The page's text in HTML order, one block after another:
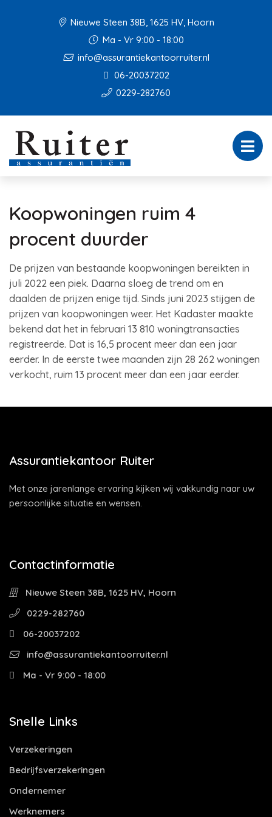
Nieuwe Steen 38B, 1625 HV, Hoorn
Ma - Vr 9:00 - 18:00
info@assurantiekantoorruiter.nl
06-20037202
0229-282760
Koopwoningen ruim 4
procent duurder
De prijzen van bestaande koopwoningen bereikten in
juli 2022 een piek. Daarna sloeg de trend om en
daalden de prijzen enige tijd. Sinds juni 2023 stijgen de
prijzen van koopwoningen weer. Het Kadaster maakte
bekend dat het in februari 13 810 woningtransacties
registreerde. Dat is 16,5 procent meer dan een jaar
eerder. In de eerste twee maanden zijn 28 262 woningen
verkocht, ruim 13 procent meer dan een jaar eerder.
Assurantiekantoor Ruiter
Met onze jarenlange ervaring kijken wij vakkundig naar uw
persoonlijke situatie en wensen.
Contactinformatie
Nieuwe Steen 38B, 1625 HV, Hoorn
0229-282760
06-20037202
info@assurantiekantoorruiter.nl
Ma - Vr 9:00 - 18:00
Snelle Links
Verzekeringen
Bedrijfsverzekeringen
Ondernemer
Werknemers